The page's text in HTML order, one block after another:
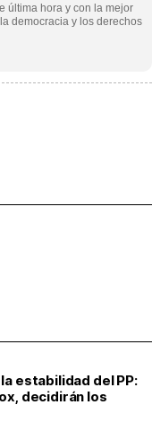
última hora y con la mejor
democracia y los derechos
estabilidad del PP:
decidirán los